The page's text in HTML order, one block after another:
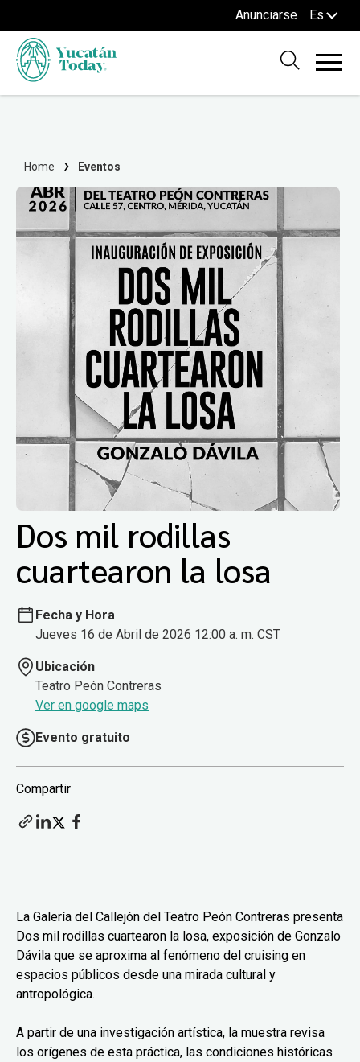
Anunciarse Es
Home Eventos
Dos mil rodillas
cuartearon la losa
Fecha y Hora
Jueves 16 de Abril de 2026 12:00 a. m. CST
Ubicación
Teatro Peón Contreras
Ver en google maps
Evento gratuito
Compartir
La Galería del Callejón del Teatro Peón Contreras presenta
Dos mil rodillas cuartearon la losa, exposición de Gonzalo
Dávila que se aproxima al fenómeno del cruising en
espacios públicos desde una mirada cultural y
antropológica.
A partir de una investigación artística, la muestra revisa
los orígenes de esta práctica, las condiciones históricas